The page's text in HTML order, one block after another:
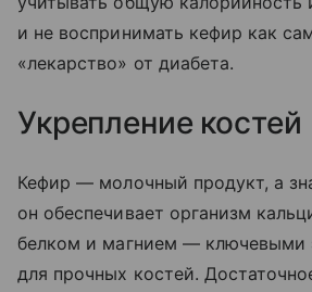
и не воспринимать кефир как
«лекарство» от диабета.
Укрепление костей
Кефир — молочный продукт, а
он обеспечивает организм
белком и магнием — ключевыми
для прочных костей.